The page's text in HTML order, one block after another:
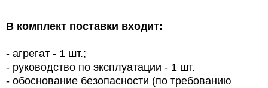
В комплект поставки входит:
- агрегат - 1 шт.;
- руководство по эксплуатации - 1 шт.
- обоснование безопасности (по требованию